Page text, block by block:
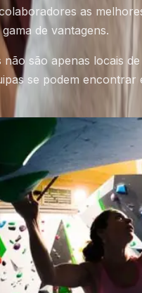
as
de vantagens.
são apenas locais
se podem encontrar